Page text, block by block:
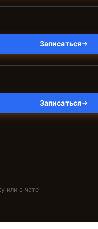
Записаться
Записаться
или в чате